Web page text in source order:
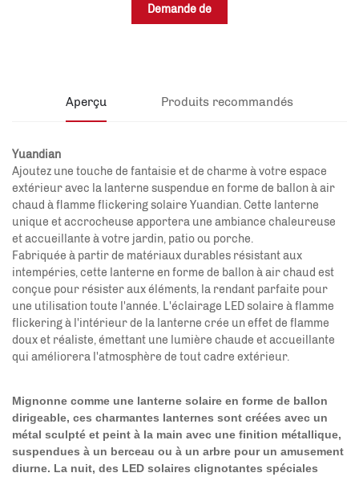
Demande de
Aperçu Produits recommandés
Yuandian
Ajoutez une touche de fantaisie et de charme à votre espace
extérieur avec la lanterne suspendue en forme de ballon à air
chaud à flamme flickering solaire Yuandian. Cette lanterne
unique et accrocheuse apportera une ambiance chaleureuse
et accueillante à votre jardin, patio ou porche.
Fabriquée à partir de matériaux durables résistant aux
intempéries, cette lanterne en forme de ballon à air chaud est
conçue pour résister aux éléments, la rendant parfaite pour
une utilisation toute l'année. L'éclairage LED solaire à flamme
flickering à l'intérieur de la lanterne crée un effet de flamme
doux et réaliste, émettant une lumière chaude et accueillante
qui améliorera l'atmosphère de tout cadre extérieur.
Mignonne comme une lanterne solaire en forme de ballon
dirigeable, ces charmantes lanternes sont créées avec un
métal sculpté et peint à la main avec une finition métallique,
suspendues à un berceau ou à un arbre pour un amusement
diurne. La nuit, des LED solaires clignotantes spéciales